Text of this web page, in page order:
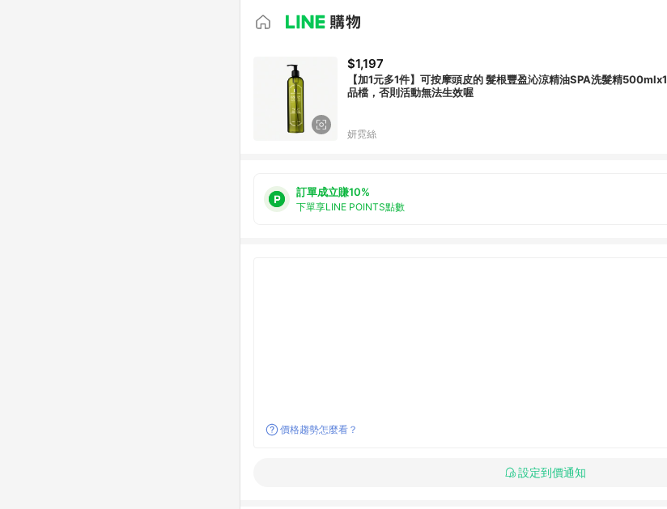
$1,197
【加1元多1件】可按摩頭皮的 髮根豐盈沁涼精油SPA洗髮精500mlx1 注意：請務必加購$1元之商
品檔，否則活動無法生效喔
妍霓絲
訂單成立賺10%
下單享LINE POINTS點數
價格趨勢怎麼看？
設定到價通知